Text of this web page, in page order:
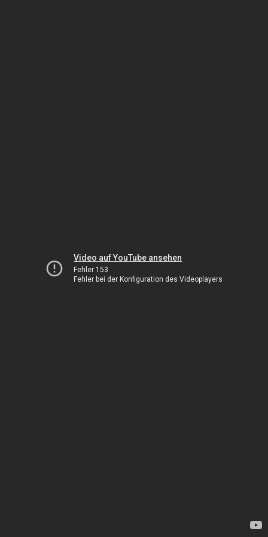
Video auf YouTube ansehen
Fehler 153
Fehler bei der Konfiguration des Videoplayers